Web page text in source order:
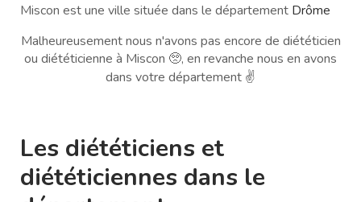
Miscon est une ville située dans le département Drôme
Malheureusement nous n'avons pas encore de diététicien
ou diététicienne à Miscon 🥺, en revanche nous en avons
dans votre département ✌️
Les diététiciens et
diététiciennes dans le